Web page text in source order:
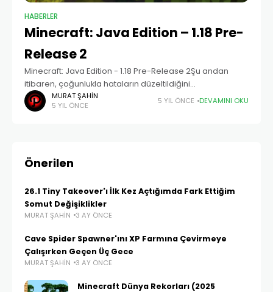
HABERLER
Minecraft: Java Edition – 1.18 Pre-
Release 2
Minecraft: Java Edition - 1.18 Pre-Release 2Şu andan
itibaren, çoğunlukla hataların düzeltildiğini
görmelışıniz. Buna ek olarak, ön sürümler Çarşamba
günleri yayınlanan normal anlık görüntü kadansını takip...
MURAT ŞAHIN
5 YIL ÖNCE
5 YIL ÖNCE DEVAMINI OKU
Önerilen
26.1 Tiny Takeover'ı İlk Kez Açtığımda Fark Ettiğim
Somut Değişiklikler
MURAT ŞAHIN 3 AY ÖNCE
Cave Spider Spawner'ını XP Farmına Çevirmeye
Çalışırken Geçen Üç Gece
MURAT ŞAHIN 3 AY ÖNCE
Minecraft Dünya Rekorları (2025